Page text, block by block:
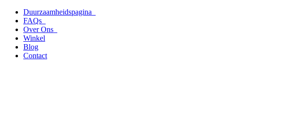
naar
inhoud
Duurzaamheidspagina
FAQs
Over Ons
Winkel
Blog
Contact